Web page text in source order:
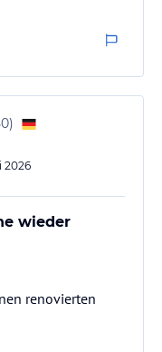
)
2026
wieder
renovierten